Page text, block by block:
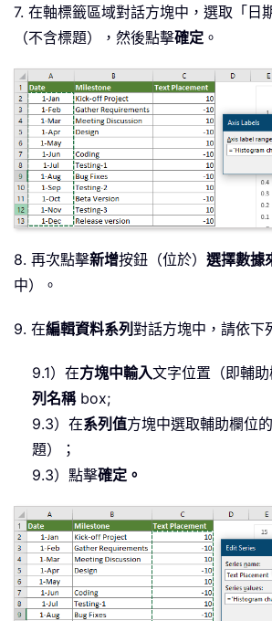
7. 在軸標籤區域對話方塊中，選取「日
（不含標題），然後點擊確定 。
8. 再次點擊新增按鈕（位於） 選擇數據
中）。
9. 在編輯資料系列 對話方塊中，請依下
9.1）在方塊中輸入文字位置（即輔助
列名稱box;
9.3）在系列值方塊中選取輔助欄位
題）；
9.3）點擊確定。